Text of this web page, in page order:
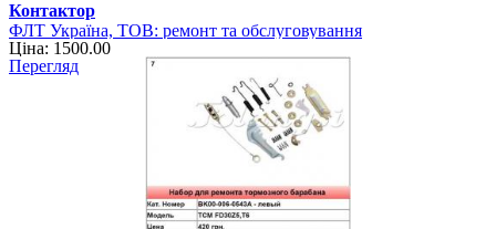
Контактор
ФЛТ Україна, ТОВ: ремонт та обслуговування
навантажувально-розвантажувальної техніки
Ціна: 1500.00
Перегляд